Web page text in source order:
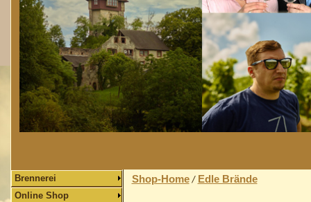
Brennerei
Online Shop
Shop-Home/ Edle Brände